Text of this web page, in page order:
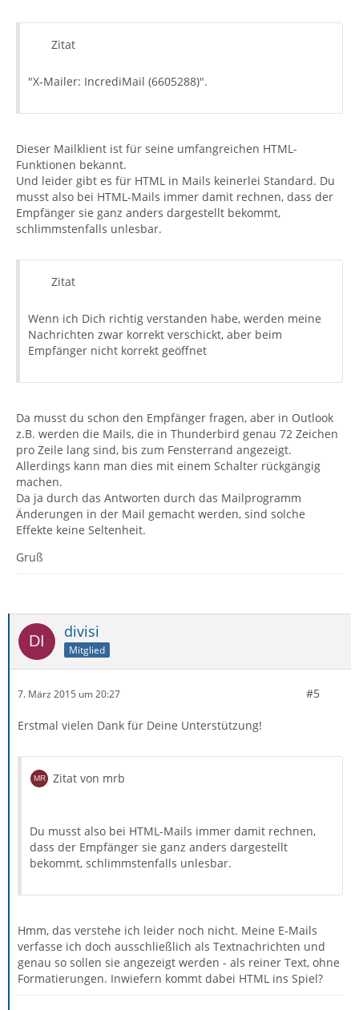
Zitat
"X-Mailer: IncrediMail (6605288)".
Dieser Mailklient ist für seine umfangreichen HTML-
Funktionen bekannt.
Und leider gibt es für HTML in Mails keinerlei Standard. Du
musst also bei HTML-Mails immer damit rechnen, dass der
Empfänger sie ganz anders dargestellt bekommt,
schlimmstenfalls unlesbar.
Zitat
Wenn ich Dich richtig verstanden habe, werden meine
Nachrichten zwar korrekt verschickt, aber beim
Empfänger nicht korrekt geöffnet
Da musst du schon den Empfänger fragen, aber in Outlook
z.B. werden die Mails, die in Thunderbird genau 72 Zeichen
pro Zeile lang sind, bis zum Fensterrand angezeigt.
Allerdings kann man dies mit einem Schalter rückgängig
machen.
Da ja durch das Antworten durch das Mailprogramm
Änderungen in der Mail gemacht werden, sind solche
Effekte keine Seltenheit.
Gruß
divisi
Mitglied
7. März 2015 um 20:27 #5
Erstmal vielen Dank für Deine Unterstützung!
Zitat von mrb
Du musst also bei HTML-Mails immer damit rechnen,
dass der Empfänger sie ganz anders dargestellt
bekommt, schlimmstenfalls unlesbar.
Hmm, das verstehe ich leider noch nicht. Meine E-Mails
verfasse ich doch ausschließlich als Textnachrichten und
genau so sollen sie angezeigt werden - als reiner Text, ohne
Formatierungen. Inwiefern kommt dabei HTML ins Spiel?